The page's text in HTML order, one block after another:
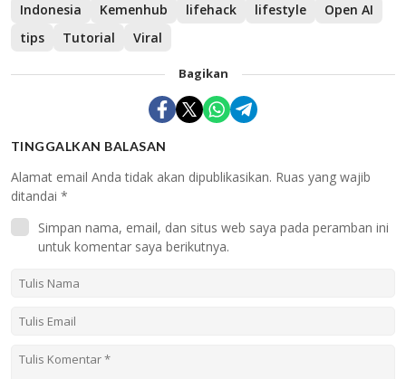
Indonesia
Kemenhub lifehack lifestyle
Open AI
tips
Tutorial Viral
Bagikan
TINGGALKAN BALASAN
Alamat email Anda tidak akan dipublikasikan. Ruas yang wajib
ditandai *
Simpan nama, email, dan situs web saya pada peramban ini
untuk komentar saya berikutnya.